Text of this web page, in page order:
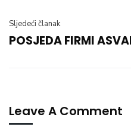
Sljedeći članak
POSJEDA FIRMI
Leave A Comment